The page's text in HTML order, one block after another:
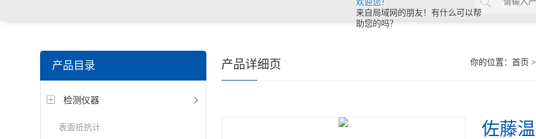
欢迎您！
来自局域网的朋友！有什么可以帮
助您的吗？
产品目录
检测仪器
表面抵抗计
你的位置： 首页 >
产品详细页
佐藤